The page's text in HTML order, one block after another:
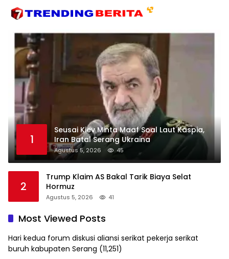
1
Seusai Kiev Minta Maaf Soal Laut Kaspia,
Iran Batal Serang Ukraina
Agustus 5, 2026 45
2
Trump Klaim AS Bakal Tarik Biaya Selat
Hormuz
Agustus 5, 2026 41
Most Viewed Posts
Hari kedua forum diskusi aliansi serikat pekerja serikat
buruh kabupaten Serang (11,251)